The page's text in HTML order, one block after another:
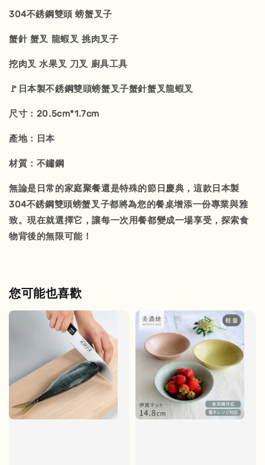
304不銹鋼雙頭 螃蟹叉子
蟹針 蟹叉 龍蝦叉 挑肉叉子
挖肉叉 水果叉 刀叉 廚具工具
🚩日本製不銹鋼雙頭螃蟹叉子蟹針蟹叉龍蝦叉
尺寸：20.5cm*1.7cm
產地：日本
材質：不鏽鋼
無論是日常的家庭聚餐還是特殊的節日慶典，這款日本製
304不銹鋼雙頭螃蟹叉子都將為您的餐桌增添一份專業與雅
致。現在就選擇它，讓每一次用餐都變成一場享受，探索食
物背後的無限可能！
您可能也喜歡